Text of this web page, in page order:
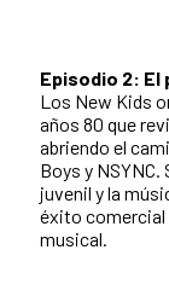
Episodio 2: El
Los New Kids
años 80 que
abriendo el
Boys y
juvenil y la
éxito comercial
musical.